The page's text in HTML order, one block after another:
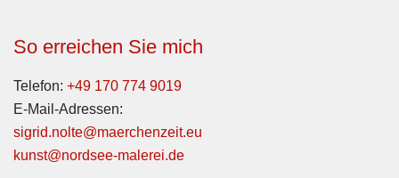
So erreichen Sie mich
Telefon: +49 170 774 9019
E-Mail-Adressen:
sigrid.nolte@maerchenzeit.eu
kunst@nordsee-malerei.de